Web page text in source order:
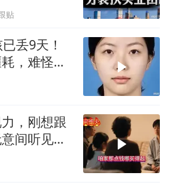
贴
丢9天！
，难怪搜
，刚想跟
间听见妹